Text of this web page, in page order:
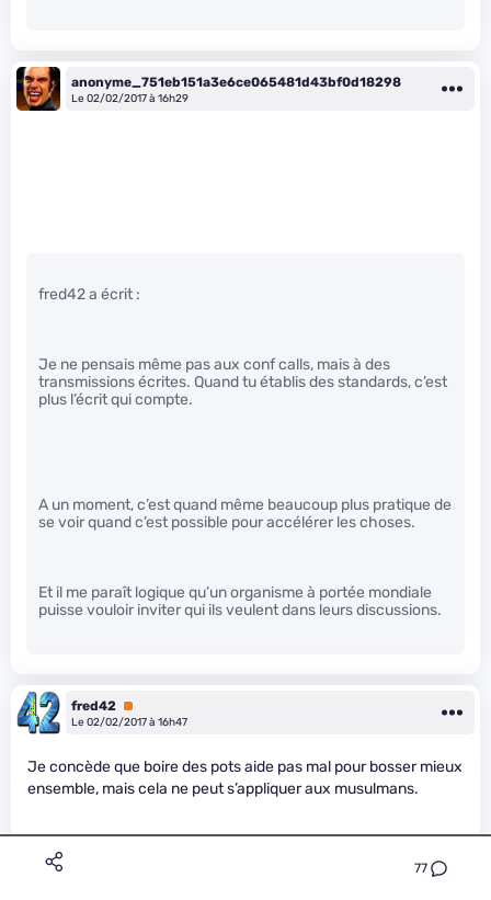
77
anonyme_751eb151a3e6ce065481d43bf0d18298
Le 02/02/2017 à 16h29
fred42 a écrit :
Je ne pensais même pas aux conf calls, mais à des
transmissions écrites. Quand tu établis des standards, c’est
plus l’écrit qui compte.
A un moment, c’est quand même beaucoup plus pratique de
se voir quand c’est possible pour accélérer les choses.
Et il me paraît logique qu’un organisme à portée mondiale
puisse vouloir inviter qui ils veulent dans leurs discussions.
fred42 Premium
Le 02/02/2017 à 16h47
Je concède que boire des pots aide pas mal pour bosser mieux
ensemble, mais cela ne peut s’appliquer aux musulmans.
Patron : la même chose que Kade !